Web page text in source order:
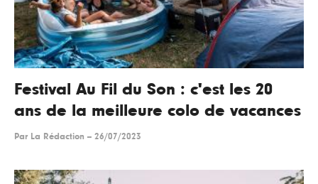
Festival Au Fil du Son : c'est les 20
ans de la meilleure colo de vacances
Par La Rédaction -- 26/07/2023